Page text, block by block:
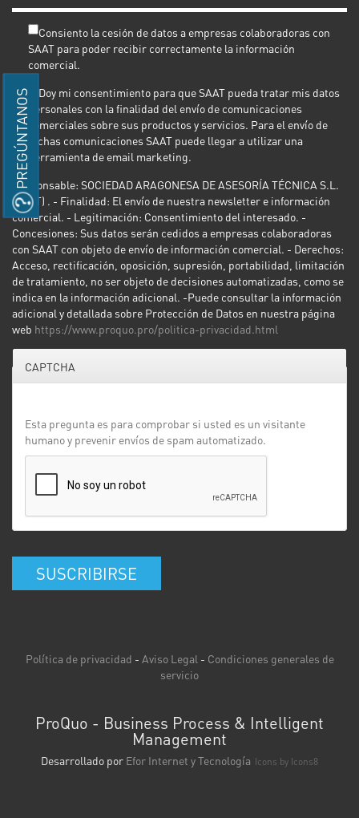
PREGÚNTANOS
Consiento la cesión de datos a empresas colaboradoras con
SAAT para poder recibir correctamente la información
comercial.
Doy mi consentimiento para que SAAT pueda tratar mis datos
personales con la finalidad del envío de comunicaciones
comerciales sobre sus productos y servicios. Para el envío de
dichas comunicaciones SAAT puede llegar a utilizar una
herramienta de email marketing.
Responsable: SOCIEDAD ARAGONESA DE ASESORÍA TÉCNICA S.L.
(SAAT) . - Finalidad: El envío de nuestra newsletter e información
comercial. - Legitimación: Consentimiento del interesado. -
Concesiones: Sus datos serán cedidos a empresas colaboradoras
con SAAT con objeto de envío de información comercial. - Derechos:
Acceso, rectificación, oposición, supresión, portabilidad, limitación
de tratamiento, no ser objeto de decisiones automatizadas, como se
indica en la información adicional. -Puede consultar la información
adicional y detallada sobre Protección de Datos en nuestra página
web https://www.proquo.pro/politica-privacidad.html
CAPTCHA
Esta pregunta es para comprobar si usted es un visitante
humano y prevenir envíos de spam automatizado.
SUSCRIBIRSE
Política de privacidad - Aviso Legal - Condiciones generales de
servicio
ProQuo - Business Process & Intelligent
Management
Desarrollado por Efor Internet y Tecnología Icons by Icons8